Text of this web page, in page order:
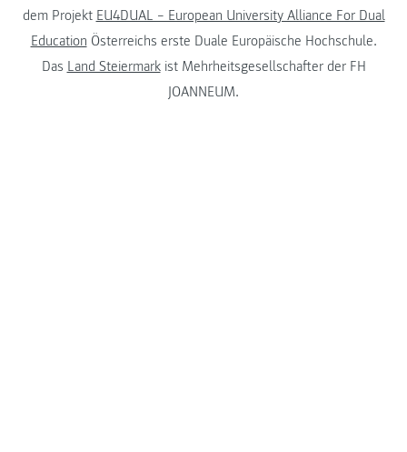
dem Projekt EU4DUAL – European University Alliance For Dual
Education Österreichs erste Duale Europäische Hochschule.
Das Land Steiermarkist Mehrheitsgesellschafter der FH
JOANNEUM.